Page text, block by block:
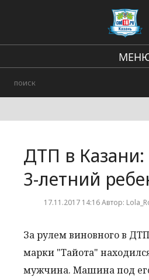
Городские
ДТП в Казани:
3-летний
17.11.2017 14:16 Автор:
За рулем виновного в
марки "Тайота"
мужчина. Машина под